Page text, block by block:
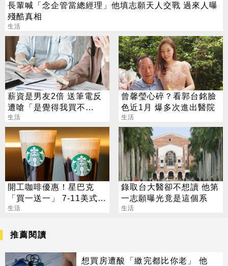
長輩喊「念企管當總經理」他填志願天人交戰 過來人曝
殘酷真相
生活
薪資是男友2倍 送筆電反
遭嗆「是覺得我買不
起」？ 網齊勸快逃
生活
曾馨瑩心碎？看郭台銘臉
色近1月 爆多次進出醫院
生活
開工咖啡優惠！星巴克
「買一送一」 7-11美式買
7送7
生活
錄取台大醫卻不想讀 他第
一志願曝光竟是這個系
生活
推薦閱讀
想買房遭酸「繳完都比你老」 他